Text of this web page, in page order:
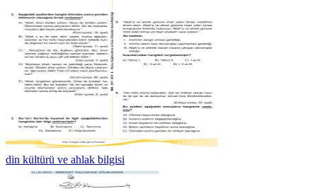
din kültürü ve ahlak bilgisi